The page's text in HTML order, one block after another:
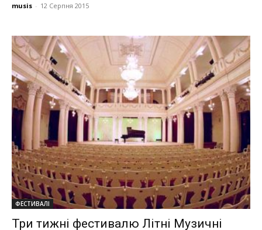
musis - 12 Серпня 2015
ФЕСТИВАЛІ
Три тижні фестивалю Літні Музичні